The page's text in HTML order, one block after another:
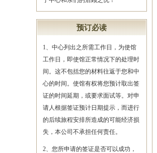
预订必读
1、中心列出之所需工作日，为使馆
工作日，即使馆正常情况下的处理时
间。这不包括您的材料往返于您和中
心的时间。使馆有权将您预计取出签
证的时间延期，或要求面试等。对申
请人根据签证预计日期提示，而进行
的后续旅程安排所造成的可能经济损
失，本公司不承担任何责任。
2、您所申请的签证是否可以成功，